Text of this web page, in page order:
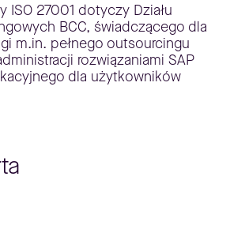
ISO 27001 dotyczy Działu
BCC, świadczącego dla
m.in. pełnego outsourcingu
rozwiązaniami SAP
dla użytkowników